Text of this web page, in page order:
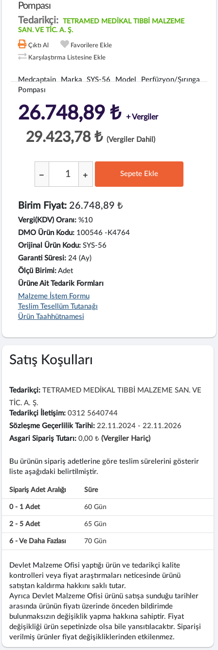
Pompası
Tedarikçi:
TETRAMED MEDİKAL TIBBİ MALZEME
SAN. VE TİC. A. Ş.
Çıktı Al
Favorilere Ekle
Karşılaştırma Listesine Ekle
Medcaptain Marka SYS-56 Model Perfüzyon/Şırınga
Pompası
26.748,89 ₺ + Vergiler
29.423,78 ₺ (Vergiler Dahil)
Sepete Ekle
Birim Fiyat:26.748,89 ₺
Vergi(KDV) Oranı: %10
DMO Ürün Kodu: 100546 -K4764
Orijinal Ürün Kodu: SYS-56
Garanti Süresi: 24 (Ay)
Ölçü Birimi: Adet
Ürüne Ait Tedarik Formları
Malzeme İstem Formu
Teslim Tesellüm Tutanağı
Ürün Taahhütnamesi
Satış Koşulları
Tedarikçi: TETRAMED MEDİKAL TIBBİ MALZEME SAN. VE
TİC. A. Ş.
Tedarikçi İletişim: 0312 5640744
Sözleşme Geçerlilik Tarihi: 22.11.2024 - 22.11.2026
Asgari Sipariş Tutarı: 0,00 ₺(Vergiler Hariç)
Bu ürünün sipariş adetlerine göre teslim sürelerini gösterir
liste aşağıdaki belirtilmiştir.
Sipariş Adet Aralığı Süre
0 - 1 Adet 60 Gün
2 - 5 Adet 65 Gün
6 - Ve Daha Fazlası 70 Gün
Devlet Malzeme Ofisi yaptığı ürün ve tedarikçi kalite
kontrolleri veya fiyat araştırmaları neticesinde ürünü
satıştan kaldırma hakkını saklı tutar.
Ayrıca Devlet Malzeme Ofisi ürünü satışa sunduğu tarihler
arasında ürünün fiyatı üzerinde önceden bildirimde
bulunmaksızın değişiklik yapma hakkına sahiptir. Fiyat
değişikliği ürün sepetinizde olsa bile yansıtılacaktır. Siparişi
verilmiş ürünler fiyat değişikliklerinden etkilenmez.